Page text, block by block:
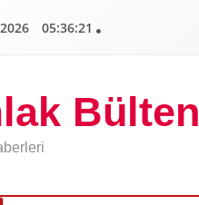
05:36:22
Bülten